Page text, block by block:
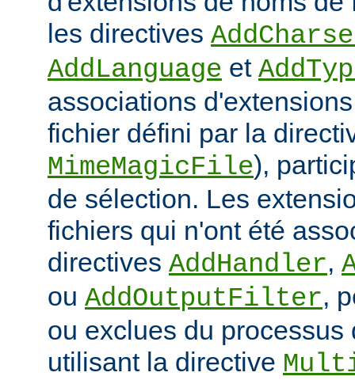
les directives
AddLanguage et
associations
fichier défini par la
MimeMagicFile),
de sélection. Les
fichiers qui n'ont été
directives AddHandler,
ou AddOutputFilter,
ou exclues du processus
utilisant la directive